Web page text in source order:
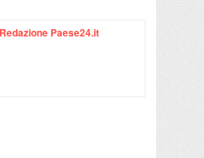
Redazione Paese24.it